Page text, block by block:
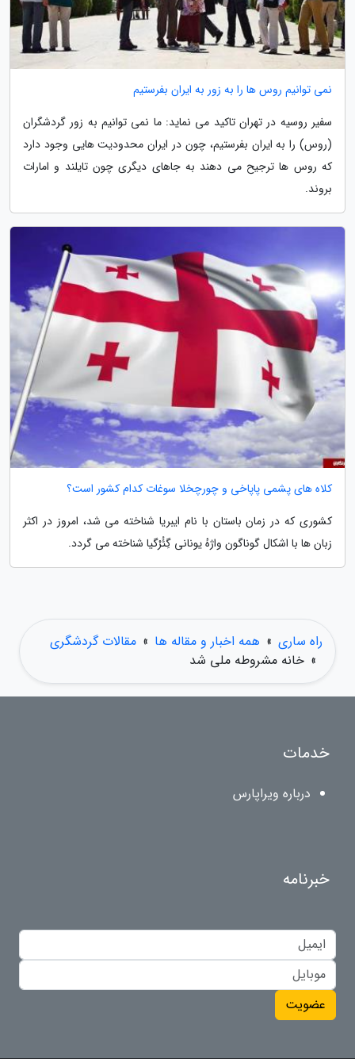
نمی توانیم روس ها را به زور به ایران بفرستیم
سفیر روسیه در تهران تاکید می نماید: ما نمی توانیم به زور گردشگران
(روس) را به ایران بفرستیم، چون در ایران محدودیت هایی وجود دارد
که روس ها ترجیح می دهند به جاهای دیگری چون تایلند و امارات
بروند.
کلاه های پشمی پاپاخی و چورچخلا سوغات کدام کشور است؟
کشوری که در زمان باستان با نام ایبریا شناخته می شد، امروز در اکثر
زبان ها با اشکال گوناگون واژهٔ یونانی گِئُرْگیا شناخته می گردد.
راه ساری » همه اخبار و مقاله ها » مقالات گردشگری
» خانه مشروطه ملی شد
خدمات
درباره ویراپارس
خبرنامه
عضویت